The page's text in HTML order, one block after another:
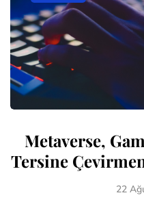
Metaverse,
Tersine
22